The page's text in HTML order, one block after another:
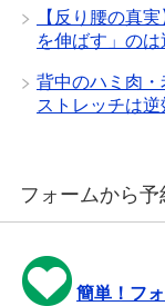
【反り腰の真
を伸ばす」のは
背中のハミ肉・
ストレッチは逆
フォームから予
簡単！フ